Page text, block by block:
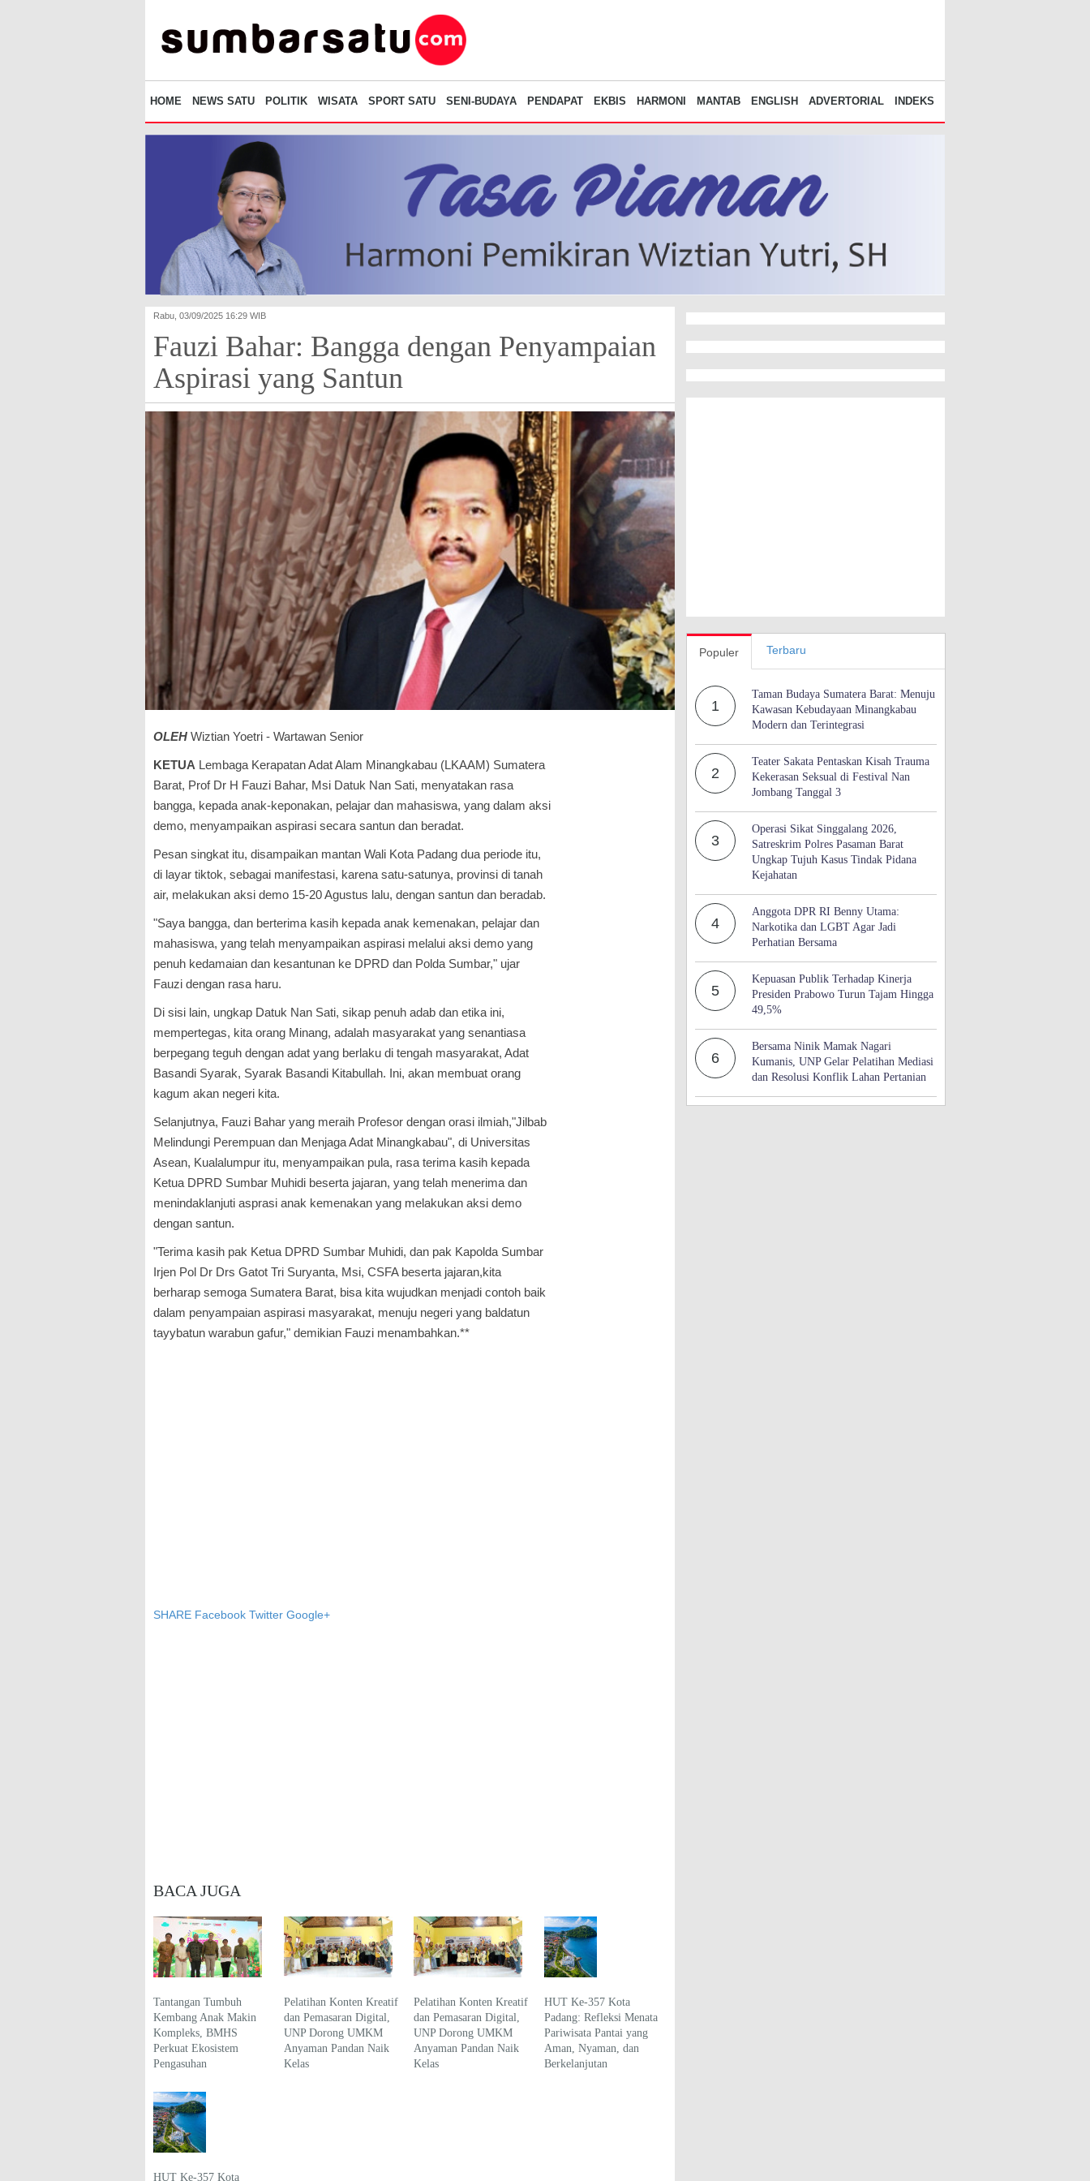
HOME NEWS SATU POLITIK WISATA SPORT SATU SENI-BUDAYA PENDAPAT EKBIS HARMONI MANTAB ENGLISH ADVERTORIAL INDEKS
Rabu, 03/09/2025 16:29 WIB
Fauzi Bahar: Bangga dengan Penyampaian
Aspirasi yang Santun
OLEH Wiztian Yoetri - Wartawan Senior
KETUA Lembaga Kerapatan Adat Alam Minangkabau (LKAAM) Sumatera
Barat, Prof Dr H Fauzi Bahar, Msi Datuk Nan Sati, menyatakan rasa
bangga, kepada anak-keponakan, pelajar dan mahasiswa, yang dalam aksi
demo, menyampaikan aspirasi secara santun dan beradat.
Pesan singkat itu, disampaikan mantan Wali Kota Padang dua periode itu,
di layar tiktok, sebagai manifestasi, karena satu-satunya, provinsi di tanah
air, melakukan aksi demo 15-20 Agustus lalu, dengan santun dan beradab.
"Saya bangga, dan berterima kasih kepada anak kemenakan, pelajar dan
mahasiswa, yang telah menyampaikan aspirasi melalui aksi demo yang
penuh kedamaian dan kesantunan ke DPRD dan Polda Sumbar," ujar
Fauzi dengan rasa haru.
Di sisi lain, ungkap Datuk Nan Sati, sikap penuh adab dan etika ini,
mempertegas, kita orang Minang, adalah masyarakat yang senantiasa
berpegang teguh dengan adat yang berlaku di tengah masyarakat, Adat
Basandi Syarak, Syarak Basandi Kitabullah. Ini, akan membuat orang
kagum akan negeri kita.
Selanjutnya, Fauzi Bahar yang meraih Profesor dengan orasi ilmiah,"Jilbab
Melindungi Perempuan dan Menjaga Adat Minangkabau", di Universitas
Asean, Kualalumpur itu, menyampaikan pula, rasa terima kasih kepada
Ketua DPRD Sumbar Muhidi beserta jajaran, yang telah menerima dan
menindaklanjuti asprasi anak kemenakan yang melakukan aksi demo
dengan santun.
"Terima kasih pak Ketua DPRD Sumbar Muhidi, dan pak Kapolda Sumbar
Irjen Pol Dr Drs Gatot Tri Suryanta, Msi, CSFA beserta jajaran,kita
berharap semoga Sumatera Barat, bisa kita wujudkan menjadi contoh baik
dalam penyampaian aspirasi masyarakat, menuju negeri yang baldatun
tayybatun warabun gafur," demikian Fauzi menambahkan.**
SHARE Facebook Twitter Google+
BACA JUGA
Tantangan Tumbuh
Kembang Anak Makin
Kompleks, BMHS
Perkuat Ekosistem
Pengasuhan
Pelatihan Konten Kreatif
dan Pemasaran Digital,
UNP Dorong UMKM
Anyaman Pandan Naik
Kelas
Pelatihan Konten Kreatif
dan Pemasaran Digital,
UNP Dorong UMKM
Anyaman Pandan Naik
Kelas
HUT Ke-357 Kota
Padang: Refleksi Menata
Pariwisata Pantai yang
Aman, Nyaman, dan
Berkelanjutan
HUT Ke-357 Kota
Populer Terbaru
1
Taman Budaya Sumatera Barat: Menuju
Kawasan Kebudayaan Minangkabau
Modern dan Terintegrasi
2
Teater Sakata Pentaskan Kisah Trauma
Kekerasan Seksual di Festival Nan
Jombang Tanggal 3
3
Operasi Sikat Singgalang 2026,
Satreskrim Polres Pasaman Barat
Ungkap Tujuh Kasus Tindak Pidana
Kejahatan
4
Anggota DPR RI Benny Utama:
Narkotika dan LGBT Agar Jadi
Perhatian Bersama
5
Kepuasan Publik Terhadap Kinerja
Presiden Prabowo Turun Tajam Hingga
49,5%
6
Bersama Ninik Mamak Nagari
Kumanis, UNP Gelar Pelatihan Mediasi
dan Resolusi Konflik Lahan Pertanian